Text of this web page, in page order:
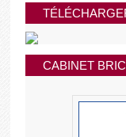
CABINET